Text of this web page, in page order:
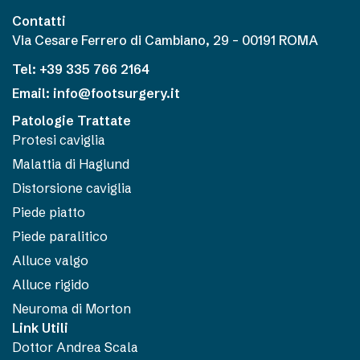
Contatti
Via Cesare Ferrero di Cambiano, 29 – 00191 ROMA
Tel: +39 335 766 2164
Email: info@footsurgery.it
Patologie Trattate
Protesi caviglia
Malattia di Haglund
Distorsione caviglia
Piede piatto
Piede paralitico
Alluce valgo
Alluce rigido
Neuroma di Morton
Link Utili
Dottor Andrea Scala